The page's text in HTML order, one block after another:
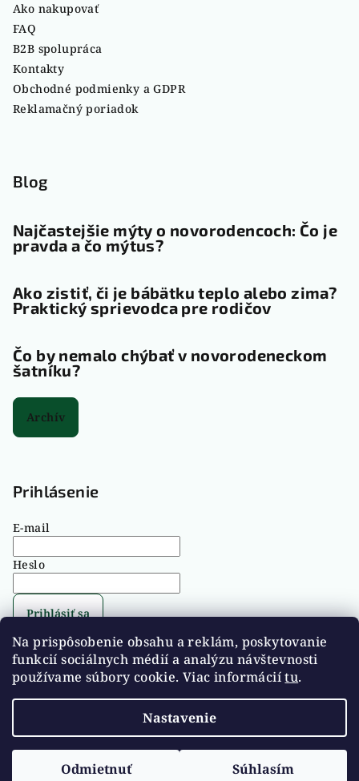
Na prispôsobenie obsahu a reklám, poskytovanie
funkcií sociálnych médií a analýzu návštevnosti
používame súbory cookie. Viac informáciítu.
Nastavenie
Odmietnuť Súhlasím
Ako nakupovať
FAQ
B2B spolupráca
Kontakty
Obchodné podmienky a GDPR
Reklamačný poriadok
Blog
Najčastejšie mýty o novorodencoch: Čo je
pravda a čo mýtus?
Ako zistiť, či je bábätku teplo alebo zima?
Praktický sprievodca pre rodičov
Čo by nemalo chýbať v novorodeneckom
šatníku?
Archív
Prihlásenie
E-mail
Heslo
Prihlásiť sa
Nová registráciaZabudnuté heslo
Upraviť nastavenie cookies